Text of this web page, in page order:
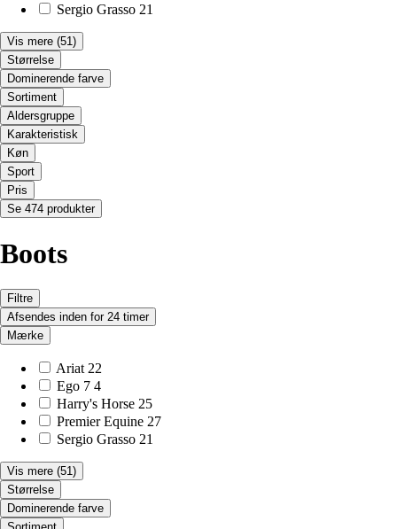
Sergio Grasso 21
Vis mere (51)
Størrelse
Dominerende farve
Sortiment
Aldersgruppe
Karakteristisk
Køn
Sport
Pris
Se 474 produkter
Boots
Filtre
Afsendes inden for 24 timer
Mærke
Ariat 22
Ego 7 4
Harry's Horse 25
Premier Equine 27
Sergio Grasso 21
Vis mere (51)
Størrelse
Dominerende farve